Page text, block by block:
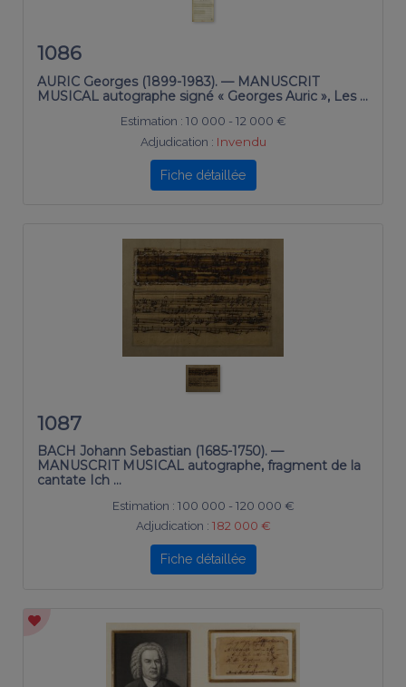
1086
AURIC Georges (1899-1983). — MANUSCRIT
MUSICAL autographe signé « Georges Auric », Les …
Estimation : 10 000 - 12 000 €
Adjudication : Invendu
Fiche détaillée
1087
BACH Johann Sebastian (1685-1750). —
MANUSCRIT MUSICAL autographe, fragment de la
cantate Ich …
Estimation : 100 000 - 120 000 €
Adjudication : 182 000 €
Fiche détaillée